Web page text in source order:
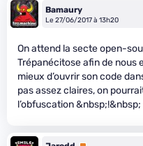
Bamaury
Le 27/06/2017 à 13h20
On attend la secte open-
Trépanécitose afin de nous
mieux d’ouvrir son code
pas assez claires, on
l’obfuscation &nbsp;!&nbsp;